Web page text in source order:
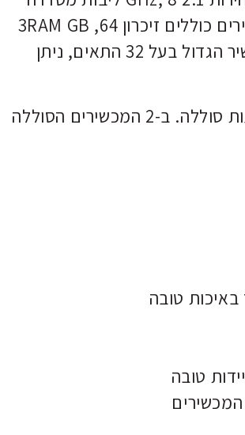
יחסית חלשה (מקביל לסמארטפון גלאקסי S6), המכשירים כוללים זיכרון 3RAM GB ,64
GB, אחסון שניתן להרחיב באמצעות כרטיס SD. במכשיר הגדול בעל 32 התאים, ניתן
. במכשיר הקטן בעל 20 תאים, ניתן לעבוד עד 11 שעות סוללה. ב-2 המכשירים הסוללה
טובה
טובה